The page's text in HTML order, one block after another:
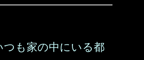
つも家の中にいる都